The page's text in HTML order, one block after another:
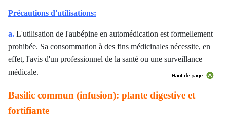
Précautions d'utilisations:
a. L'utilisation de l'aubépine en automédication est formellement
prohibée. Sa consommation à des fins médicinales nécessite, en
effet, l'avis d'un professionnel de la santé ou une surveillance
médicale.
Basilic commun (infusion): plante digestive et
fortifiante